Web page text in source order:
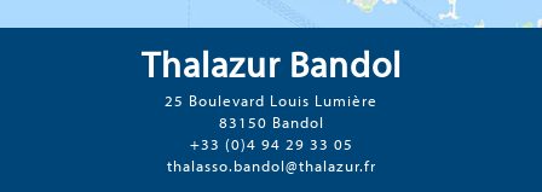
Thalazur Bandol
25 Boulevard Louis Lumière
83150 Bandol
+33 (0)4 94 29 33 05
thalasso.bandol@thalazur.fr